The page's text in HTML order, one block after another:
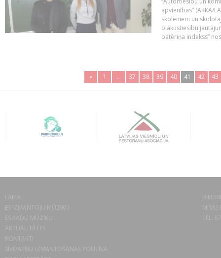
apvienības” (AKKA/
skolēniem un
blakustiesību
patēriņa indekss”
« 1 .. 37 38 39 40 41 42 43
LAIPA
ES IZMANTOJU MŪZIKU
ES RADU MŪZIKU
AKTUALITĀTES
KONTAKTI
SĪKDATŅU IZMANTOŠANAS POLITIKA
TEL.